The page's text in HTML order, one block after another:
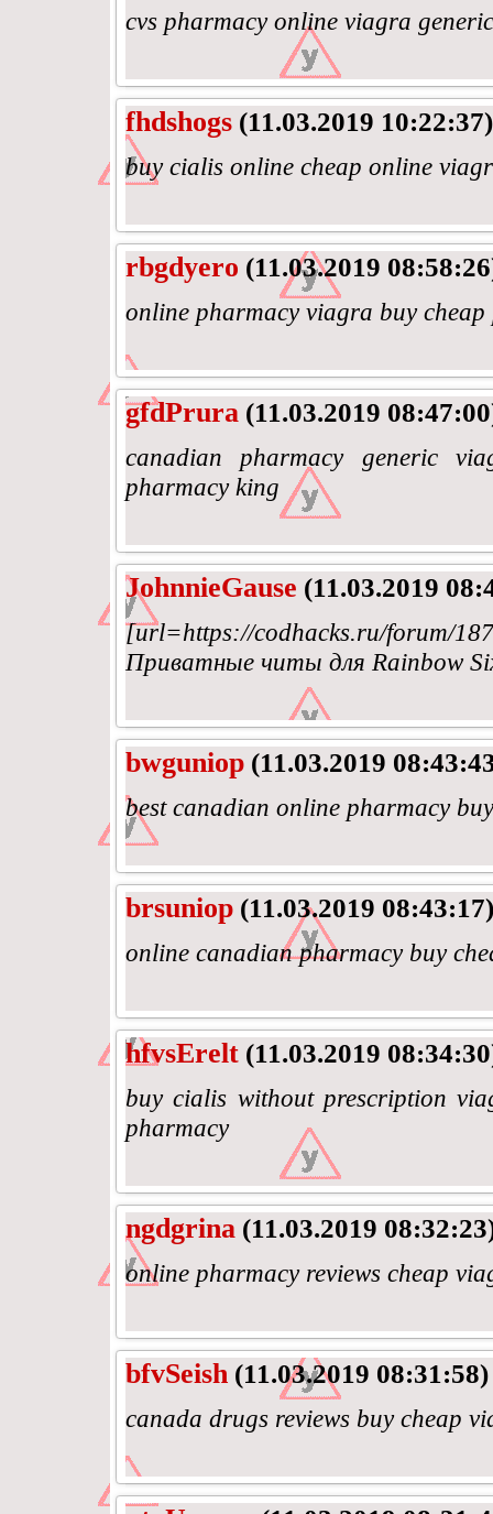
cvs pharmacy online viagra
fhdshogs (11.03.2019 10:22:37)
buy cialis online cheap online
rbgdyero (11.03.2019
online pharmacy viagra buy
gfdPrura (11.03.2019
canadian pharmacy generic
pharmacy king
JohnnieGause (11.03.2019
[url=https://codhacks.ru/forum/
Приватные читы для Rainbow
bwguniop (11.03.2019
best canadian online pharmacy
brsuniop (11.03.2019 08:43:17)
online canadian pharmacy buy
hfvsErelt (11.03.2019
buy cialis without prescription
pharmacy
ngdgrina (11.03.2019
online pharmacy reviews cheap
bfvSeish (11.03.2019 08:31:58)
canada drugs reviews buy cheap